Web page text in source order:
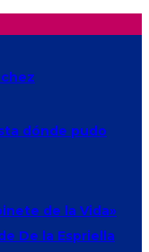
dónde pudo
de la Vida»
De la Espriella